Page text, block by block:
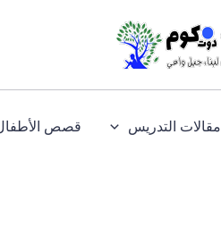
مقالات التدريس قصص